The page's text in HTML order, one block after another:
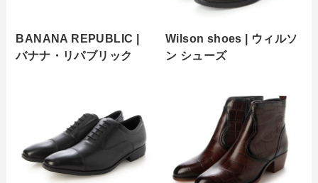
BANANA REPUBLIC |
バナナ・リパブリック
Wilson shoes | ウィルソ
ン シューズ